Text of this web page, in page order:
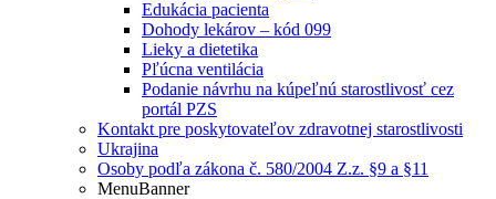
Edukácia pacienta
Dohody lekárov – kód 099
Lieky a dietetika
Pľúcna ventilácia
Podanie návrhu na kúpeľnú starostlivosť cez
portál PZS
Kontakt pre poskytovateľov zdravotnej starostlivosti
Ukrajina
Osoby podľa zákona č. 580/2004 Z.z. §9 a §11
MenuBanner